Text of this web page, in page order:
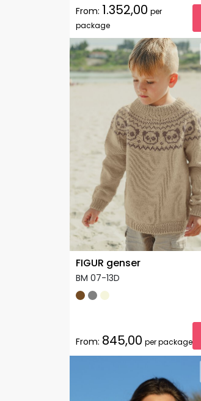
From: 1.352,00 per
package
FIGUR genser
BM 07-13D
From: 845,00 per package